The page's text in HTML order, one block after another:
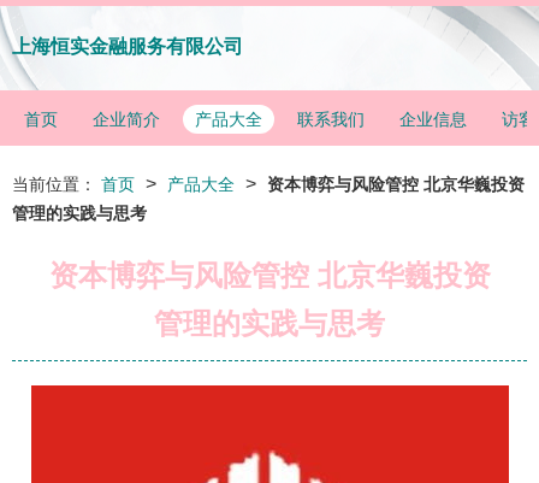
上海恒实金融服务有限公司
首页 企业简介 产品大全 联系我们 企业信息 访客
当前位置： 首页 > 产品大全 > 资本博弈与风险管控 北京华巍投资
管理的实践与思考
资本博弈与风险管控 北京华巍投资
管理的实践与思考